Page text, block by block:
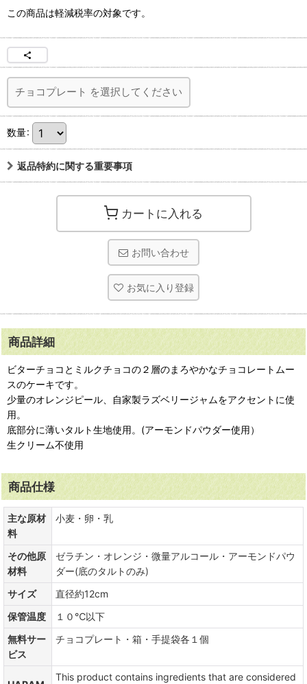
この商品は軽減税率の対象です。
チョコプレート を選択してください
数量:
返品特約に関する重要事項
カートに入れる
お問い合わせ
お気に入り登録
商品詳細
ビターチョコとミルクチョコの２層のまろやかなチョコレートムー
スのケーキです。
少量のオレンジピール、自家製ラズベリージャムをアクセントに使
用。
底部分に薄いタルト生地使用。(アーモンドパウダー使用）
生クリーム不使用
商品仕様
主な原材
料
小麦・卵・乳
その他原
材料
ゼラチン・オレンジ・微量アルコール・アーモンドパウ
ダー(底のタルトのみ)
サイズ
直径約12cm
保管温度
１０℃以下
無料サー
ビス
チョコプレート・箱・手提袋各１個
This product contains ingredients that are considered